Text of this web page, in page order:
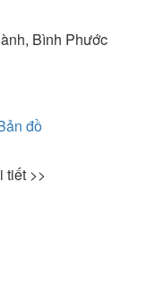
Bình Phước
đồ
tiết >>